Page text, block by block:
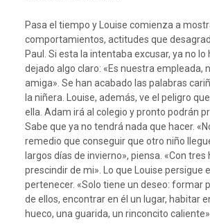
Pasa el tiempo y Louise comienza a
comportamientos, actitudes que
Paul. Si esta la intentaba excusar, ya no lo
dejado algo claro: «Es nuestra empleada,
amiga». Se han acabado las palabras
la niñera. Louise, además, ve el peligro
ella. Adam irá al colegio y pronto podrán
Sabe que ya no tendrá nada que hacer.
remedio que conseguir que otro niño
largos días de invierno», piensa. «Con tres
prescindir de mi». Lo que Louise persigue
pertenecer. «Solo tiene un deseo: formar
de ellos, encontrar en él un lugar, habitar
hueco, una guarida, un rinconcito caliente».